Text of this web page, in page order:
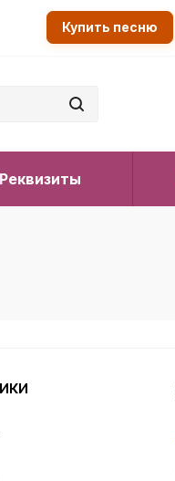
Купить песню
Реквизиты